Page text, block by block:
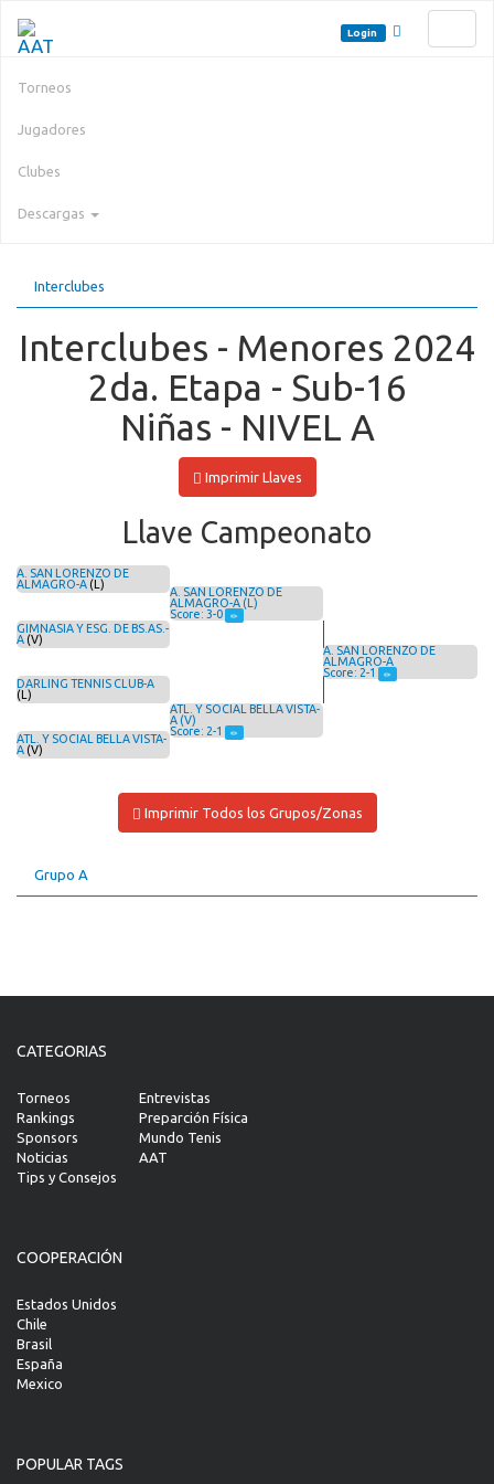
Torneos
Jugadores
Clubes
Descargas
Login
Interclubes
Interclubes - Menores 2024
2da. Etapa - Sub-16
Niñas - NIVEL A
Imprimir Llaves
Llave Campeonato
A. SAN LORENZO DE
ALMAGRO-A (L)
GIMNASIA Y ESG. DE BS.AS.-
A (V)
DARLING TENNIS CLUB-A
(L)
ATL. Y SOCIAL BELLA VISTA-
A (V)
A. SAN LORENZO DE
ALMAGRO-A (L)
Score: 3-0
ATL. Y SOCIAL BELLA VISTA-
A (V)
Score: 2-1
A. SAN LORENZO DE
ALMAGRO-A
Score: 2-1
Imprimir Todos los Grupos/Zonas
Grupo A
CATEGORIAS
Torneos
Rankings
Sponsors
Noticias
Tips y Consejos
Entrevistas
Preparción Física
Mundo Tenis
AAT
COOPERACIÓN
Estados Unidos
Chile
Brasil
España
Mexico
POPULAR TAGS